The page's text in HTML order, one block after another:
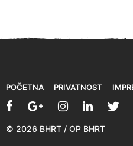
POČETNA PRIVATNOST
© 2026 BHRT / OP BHRT